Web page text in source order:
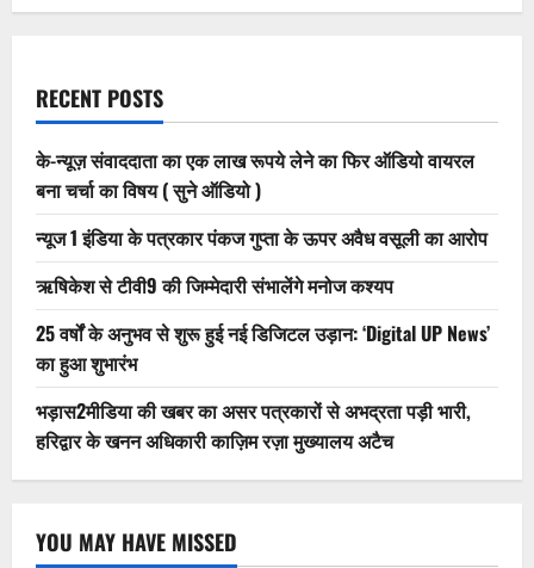
चार्ज
RECENT POSTS
के-न्यूज़ संवाददाता का एक लाख रूपये लेने का फिर ऑडियो वायरल
बना चर्चा का विषय ( सुने ऑडियो )
न्यूज 1 इंडिया के पत्रकार पंकज गुप्ता के ऊपर अवैध वसूली का आरोप
ऋषिकेश से टीवी9 की जिम्मेदारी संभालेंगे मनोज कश्यप
25 वर्षों के अनुभव से शुरू हुई नई डिजिटल उड़ान: ‘Digital UP News’
का हुआ शुभारंभ
भड़ास2मीडिया की खबर का असर पत्रकारों से अभद्रता पड़ी भारी,
हरिद्वार के खनन अधिकारी काज़िम रज़ा मुख्यालय अटैच
YOU MAY HAVE MISSED